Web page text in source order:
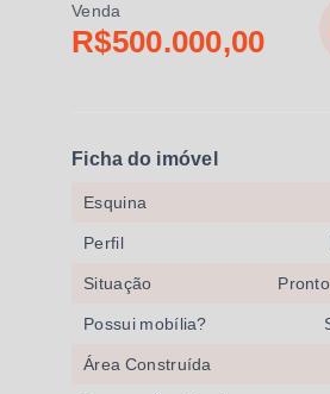
Venda
R$500.000,00
Ficha do imóvel
Esquina
Perfil
Situação
Possui mobília?
Área Construída